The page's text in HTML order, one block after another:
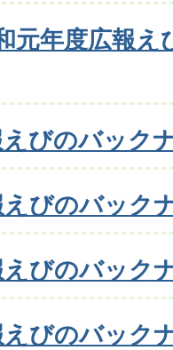
元年度広報
びのバック
びのバック
びのバック
びのバック